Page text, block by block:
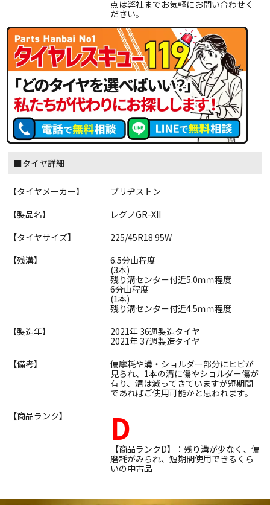
点は弊社までお気軽にお問い合わせく
ださい。
■タイヤ詳細
【タイヤメーカー】
ブリヂストン
【製品名】
レグノGR-XII
【タイヤサイズ】
225/45R18 95W
【残溝】
6.5分山程度
(3本)
残り溝センター付近5.0ｍｍ程度
6分山程度
(1本)
残り溝センター付近4.5ｍｍ程度
【製造年】
2021年 36週製造タイヤ
2021年 37週製造タイヤ
【備考】
偏摩耗や溝・ショルダー部分にヒビが
見られ、1本の溝に傷やショルダー傷が
有り、溝は減ってきていますが短期間
であればご使用可能かと思われます。
【商品ランク】
D
【商品ランクD】：残り溝が少なく、偏
磨耗がみられ、短期間使用できるくら
いの中古品